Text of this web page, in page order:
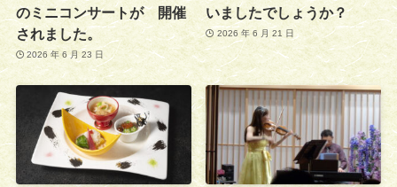
のミニコンサートが 開催
されました。
2026 年 6 月 23 日
いましたでしょうか？
2026 年 6 月 21 日